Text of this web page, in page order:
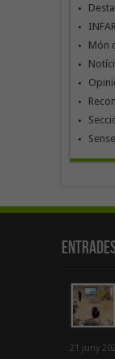
Món
21 juny